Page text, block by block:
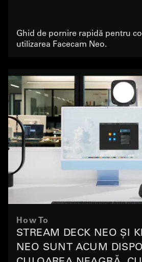
Ghid de pornire rapidă pentru
utilizarea Facecam Neo.
How To
STREAM DECK NEO ȘI
NEO SUNT ACUM